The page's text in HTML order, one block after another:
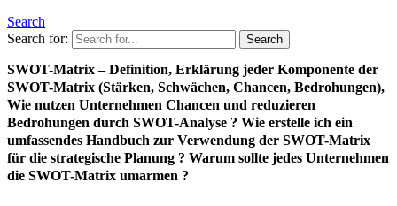
Search
Search for:
SWOT-Matrix – Definition, Erklärung jeder Komponente der
SWOT-Matrix (Stärken, Schwächen, Chancen, Bedrohungen),
Wie nutzen Unternehmen Chancen und reduzieren
Bedrohungen durch SWOT-Analyse ? Wie erstelle ich ein
umfassendes Handbuch zur Verwendung der SWOT-Matrix
für die strategische Planung ? Warum sollte jedes Unternehmen
die SWOT-Matrix umarmen ?